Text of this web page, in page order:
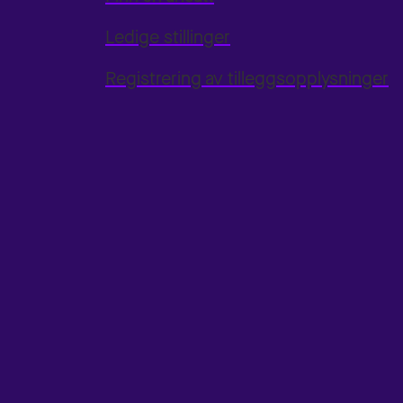
Ledige stillinger
Registrering av tilleggsopplysninger